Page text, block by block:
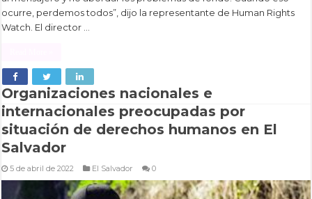
ocurre, perdemos todos”, dijo la representante de Human Rights
Watch. El director …
Organizaciones nacionales e
internacionales preocupadas por
situación de derechos humanos en El
Salvador
5 de abril de 2022 El Salvador 0